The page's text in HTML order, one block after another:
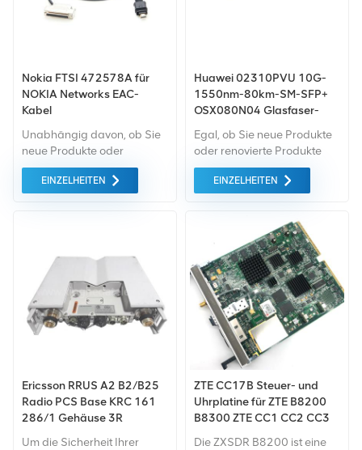
Nokia FTSI 472578A für
NOKIA Networks EAC-
Kabel
Unabhängig davon, ob Sie
neue Produkte oder
renovierte Produkte
benötigen, ist eine
Standard. Wir kaufen nur
Markt ein. All dies wird zum
bestmöglichen Preis
angeboten.
EINZELHEITEN
Huawei 02310PVU 10G-
1550nm-80km-SM-SFP+
OSX080N04 Glasfaser-
Egal, ob Sie neue Produkte
oder renovierte Produkte
benötigen, wir kümmern uns
um alles Garantie als
Green-Market-Geräte der
höchste Qualität und
Umweltschutz. All dies wird
zum bestmöglichen Preis
angeboten.
EINZELHEITEN
Ericsson RRUS A2 B2/B25
Radio PCS Base KRC 161
286/1 Gehäuse 3R
Um die Sicherheit Ihrer
ZTE CC17B Steuer- und
Uhrplatine für ZTE B8200
B8300 ZTE CC1 CC2 CC3
Die ZXSDR B8200 ist eine